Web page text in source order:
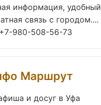
информация, удобный
связь с городом....
+7-980-508-56-73
Маршрут
и досуг в Уфа